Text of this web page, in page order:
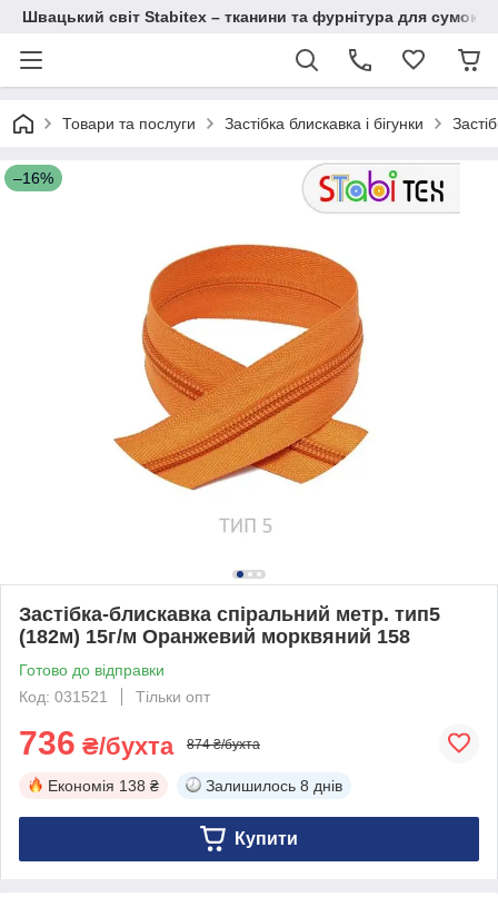
Швацький світ Stabitex – тканини та фурнітура для сумок і
Товари та послуги Застібка блискавка і бігунки
–16%
Застібка-блискавка спіральний метр. тип5
(182м) 15г/м Оранжевий морквяний 158
Готово до відправки
Код: 031521
Тільки опт
736 ₴/бухта 874 ₴/бухта
Економія 138 ₴ Залишилось 8 днів
Купити